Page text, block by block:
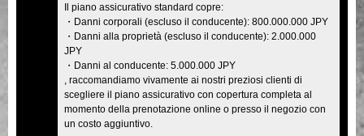
Il piano assicurativo standard copre:
・Danni corporali (escluso il conducente): 800.000.000 JPY
・Danni alla proprietà (escluso il conducente): 2.000.000
JPY
・Danni al conducente: 5.000.000 JPY
, raccomandiamo vivamente ai nostri preziosi clienti di
scegliere il piano assicurativo con copertura completa al
momento della prenotazione online o presso il negozio con
un costo aggiuntivo.